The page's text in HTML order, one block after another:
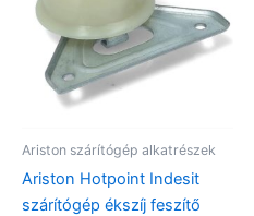
Ariston szárítógép alkatrészek
Ariston Hotpoint Indesit
szárítógép ékszíj feszítő